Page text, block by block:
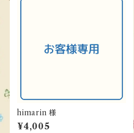
himarin 様
¥4,005